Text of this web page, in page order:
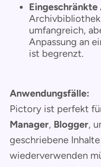
Eingeschränkte
umfangreich,
Anpassung an
ist begrenzt.
Anwendungsfälle:
Pictory ist perfekt
Manager, Blogger,
geschriebene
wiederverwenden